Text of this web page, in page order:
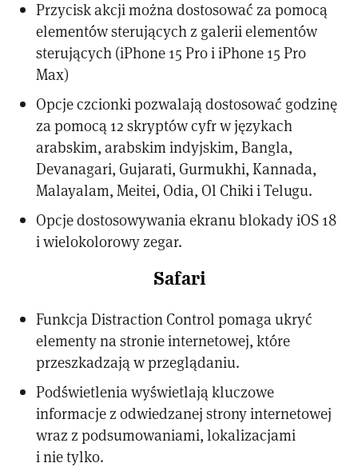
Przycisk akcji można dostosować za pomocą
elementów sterujących z galerii elementów
sterujących (iPhone 15 Pro i iPhone 15 Pro
Max)
Opcje czcionki pozwalają dostosować godzinę
za pomocą 12 skryptów cyfr w językach
arabskim, arabskim indyjskim, Bangla,
Devanagari, Gujarati, Gurmukhi, Kannada,
Malayalam, Meitei, Odia, Ol Chiki i Telugu.
Opcje dostosowywania ekranu blokady iOS 18
i wielokolorowy zegar.
Safari
Funkcja Distraction Control pomaga ukryć
elementy na stronie internetowej, które
przeszkadzają w przeglądaniu.
Podświetlenia wyświetlają kluczowe
informacje z odwiedzanej strony internetowej
wraz z podsumowaniami, lokalizacjami
i nie tylko.